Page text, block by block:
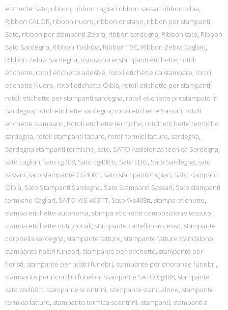
etichette Sato, ribbon, ribbon cagliari ribbon sassari ribbon olbia,
Ribbon CALOR, ribbon nuoro, ribbon oristano, ribbon per stampanti
Sato, ribbon per stampanti Zebra, ribbon sardegna, Ribbon sato, Ribbon
Sato Sardegna, Ribbon Toshiba, Ribbon TSC, Ribbon Zebra Cagliari,
Ribbon Zebra Sardegna, ristorazione stampanti etichette, rotoli
etichette, rotoli etichette adesive, rotoli etichette da stampare, rotoli
etichette Nuoro, rotoli etichette Olbia, rotoli etichette per stampanti,
rotoli etichette per stampanti sardegna, rotoli etichette prestampate in
Sardegna, rotoli etichette sardegna, rotoli etichette Sassari, rotoli
etichette stampanti, Rotoli etichette termiche, rotoli etichette termiche
sardegna, rotoli stampanti fatture, rotoli termici fatture, sardegna,
Sardegna stampanti termiche, sato, SATO Assistenza tecnica Sardegna,
sato cagliari, sato cg408, Sato cg408 tt, Sato EDG, Sato Sardegna, sato
sassari, sato stampante CG408tt, Sato stampanti Cagliari, Sato stampanti
Olbia, Sato Stampanti Sardegna, Sato Stampanti Sassari, Sato stampanti
termiche Cagliari, SATO WS 408 TT, Sato Ws408tt, stampa etichette,
stampa etichette autonoma, stampa etichette composizione tessuto,
stampa etichette nutrizionali, stampante cartellini accesso, stampante
coronella sardegna, stampante fatture, stampante fatture standalone,
stampante nastri funebri, stampante per etichette, stampante per
fioristi, stampante per nastri funebri, stampante per onoranze funebri,
stampante per ricordini funebri, Stampante SATO Cg408, stampante
sato ws408 tt, stampante scontrini, stampante stand alone, stampante
termica fatture, stampante termica scontrini, stampanti, stampanti a